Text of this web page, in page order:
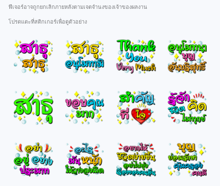
ฟีเจอร์อาจถูกยกเลิกภายหลังตามเจตจำนงของเจ้าของผลงาน
โปรดแตะที่สติกเกอร์เพื่อดูตัวอย่าง